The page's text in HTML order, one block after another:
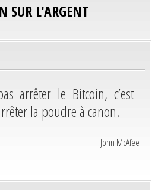
SUR L'ARGENT
arrêter le Bitcoin, c’est
la poudre à canon.
John McAfee